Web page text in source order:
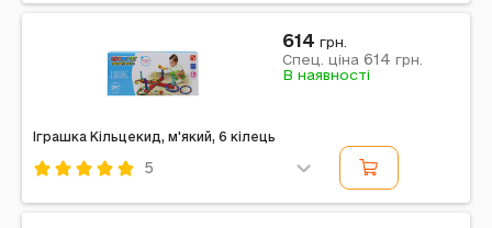
Примітка: Упаковка: Сітка | Габарити в упаковці: 12 x
35 x 1 см | Габарити без упаковки: 12 x 35 x 1 см
Іграшка Кільцекид, м'який, 6 кілець
5
614 грн.
Спец. ціна 614 грн.
В наявності